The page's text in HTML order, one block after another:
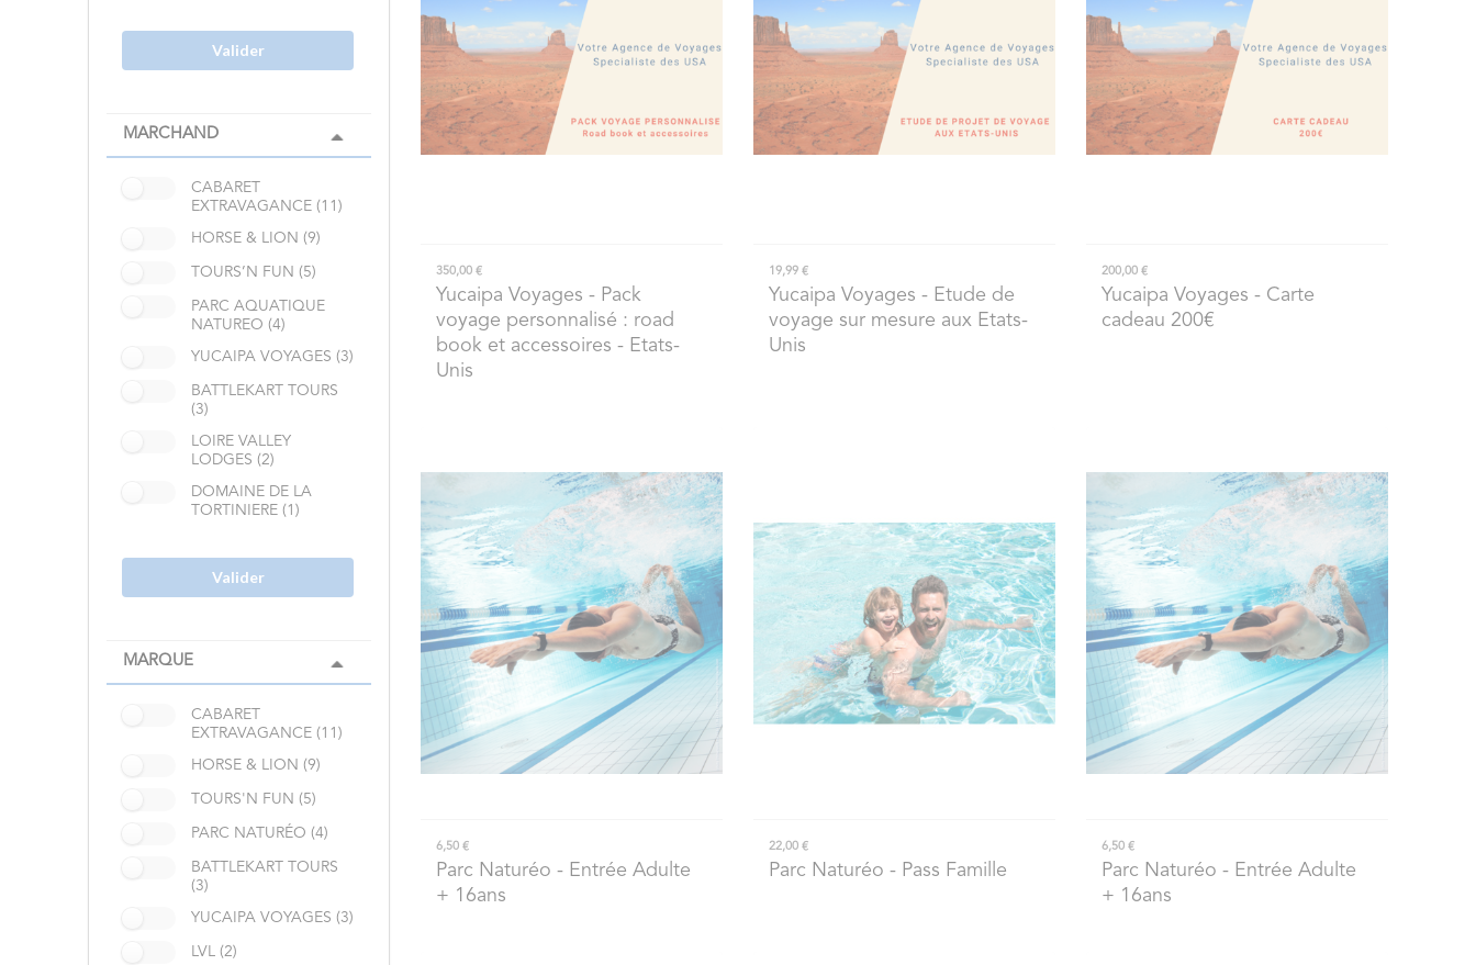
Valider
MARCHAND
CABARET
EXTRAVAGANCE (11)
HORSE & LION (9)
TOURS’N FUN (5)
PARC AQUATIQUE
NATUREO (4)
YUCAIPA VOYAGES (3)
BATTLEKART TOURS
(3)
LOIRE VALLEY
LODGES (2)
DOMAINE DE LA
TORTINIERE (1)
Valider
MARQUE
CABARET
EXTRAVAGANCE (11)
HORSE & LION (9)
TOURS'N FUN (5)
PARC NATURÉO (4)
BATTLEKART TOURS
(3)
YUCAIPA VOYAGES (3)
LVL (2)
350,00 €
Yucaipa Voyages - Pack
voyage personnalisé : road
book et accessoires - Etats-
Unis
19,99 €
Yucaipa Voyages - Etude de
voyage sur mesure aux Etats-
Unis
200,00 €
Yucaipa Voyages - Carte
cadeau 200€
6,50 €
Parc Naturéo - Entrée Adulte
+ 16ans
22,00 €
Parc Naturéo - Pass Famille
6,50 €
Parc Naturéo - Entrée Adulte
+ 16ans